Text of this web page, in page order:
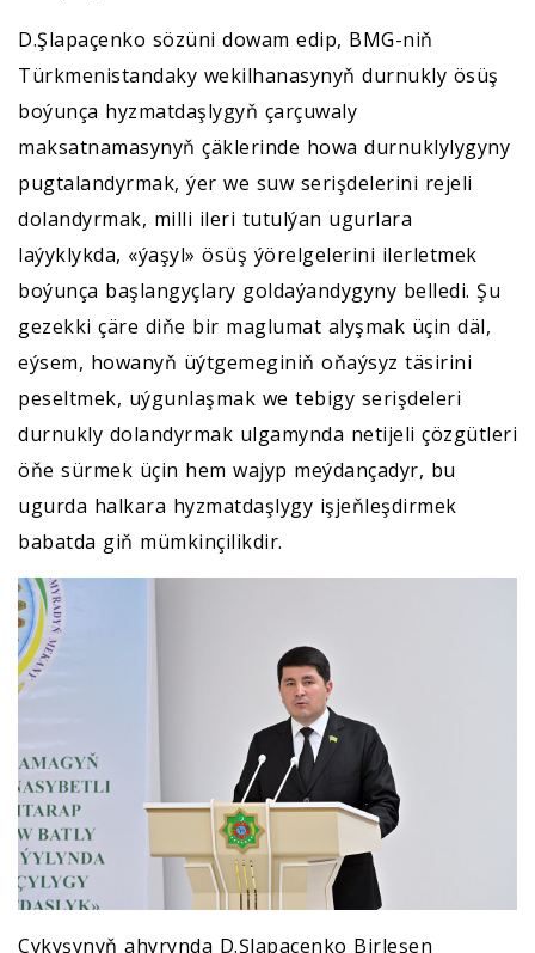
D.Şlapaçenko sözüni dowam edip, BMG-niň
Türkmenistandaky wekilhanasynyň durnukly ösüş
boýunça hyzmatdaşlygyň çarçuwaly
maksatnamasynyň çäklerinde howa durnuklylygyny
pugtalandyrmak, ýer we suw serişdelerini rejeli
dolandyrmak, milli ileri tutulýan ugurlara
laýyklykda, «ýaşyl» ösüş ýörelgelerini ilerletmek
boýunça başlangyçlary goldaýandygyny belledi. Şu
gezekki çäre diňe bir maglumat alyşmak üçin däl,
eýsem, howanyň üýtgemeginiň oňaýsyz täsirini
peseltmek, uýgunlaşmak we tebigy serişdeleri
durnukly dolandyrmak ulgamynda netijeli çözgütleri
öňe sürmek üçin hem wajyp meýdançadyr, bu
ugurda halkara hyzmatdaşlygy işjeňleşdirmek
babatda giň mümkinçilikdir.
Çykyşynyň ahyrynda D.Şlapaçenko Birleşen